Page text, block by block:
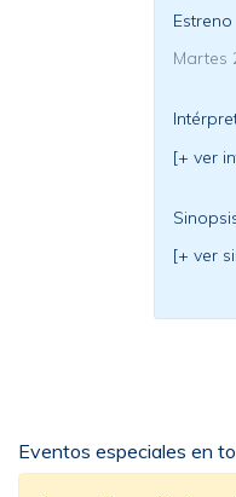
Estreno
Martes
[+ ver
[+ ver
Eventos especiales en